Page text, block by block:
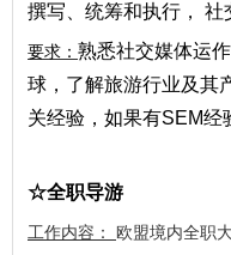
撰写、统筹和执行， 社
要求： 熟悉社交媒体运
球，了解旅游行业及其
关经验，如果有SEM经
☆全职导游
工作内容： 欧盟境内全职